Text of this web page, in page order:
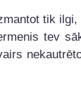
tik
tev